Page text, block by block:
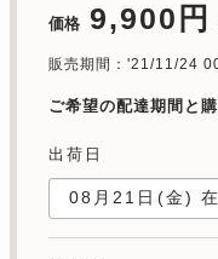
価格 9,900円
販売期間：'21/11/24
ご希望の配達期間と
出荷日